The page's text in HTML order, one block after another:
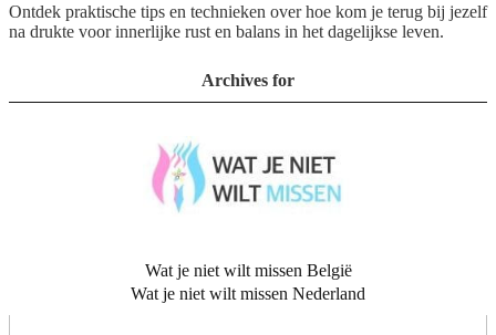
Ontdek praktische tips en technieken over hoe kom je terug bij jezelf
na drukte voor innerlijke rust en balans in het dagelijkse leven.
Archives for
Wat je niet wilt missen België
Wat je niet wilt missen Nederland